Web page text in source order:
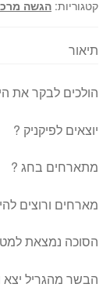
קטגוריות: הגשה
תיאור
הולכים לבקר את
יוצאים לפיקניק ?
מתארחים בחג ?
מארחים ורוצים
הסוכה נמצאת
הבשר מהגריל